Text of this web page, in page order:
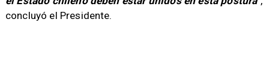
concluyó el Presidente.